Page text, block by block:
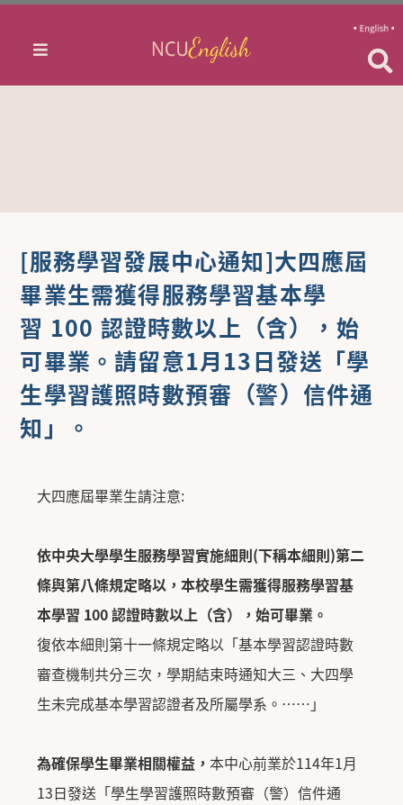
[服務學習發展中心通知]大四應屆
畢業生需獲得服務學習基本學
習 100 認證時數以上（含），始
可畢業。請留意1月13日發送「學
生學習護照時數預審（警）信件通
知」。
大四應屆畢業生請注意:
依中央大學學生服務學習實施細則(下稱本細則)第二
條與第八條規定略以，本校學生需獲得服務學習基
本學習 100 認證時數以上（含），始可畢業。
復依本細則第十一條規定略以「基本學習認證時數
審查機制共分三次，學期結束時通知大三、大四學
生未完成基本學習認證者及所屬學系。……」
為確保學生畢業相關權益 ， 本中心前業於114年1月
13日發送「學生學習護照時數預審（警）信件通